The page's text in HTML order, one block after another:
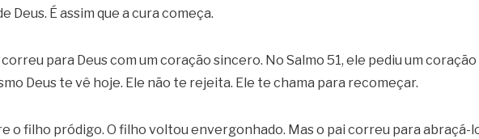
Deus. É assim que a cura começa.
para Deus com um coração sincero. No Salmo 51, ele pediu um coração
Deus te vê hoje. Ele não te rejeita. Ele te chama para recomeçar.
o filho pródigo. O filho voltou envergonhado. Mas o pai correu para abraçá-